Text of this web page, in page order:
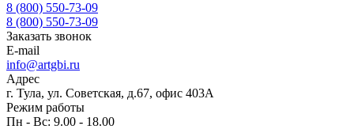
8 (800) 550-73-09
8 (800) 550-73-09
Заказать звонок
E-mail
info@artgbi.ru
Адрес
г. Тула, ул. Советская, д.67, офис 403А
Режим работы
Пн - Вс: 9.00 - 18.00